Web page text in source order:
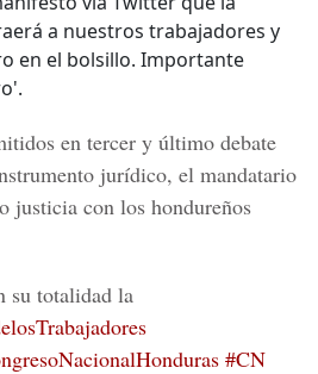
a nuestros trabajadores y
en el bolsillo. Importante
en tercer y último debate
jurídico, el mandatario
justicia con los hondureños
su totalidad la
#CN